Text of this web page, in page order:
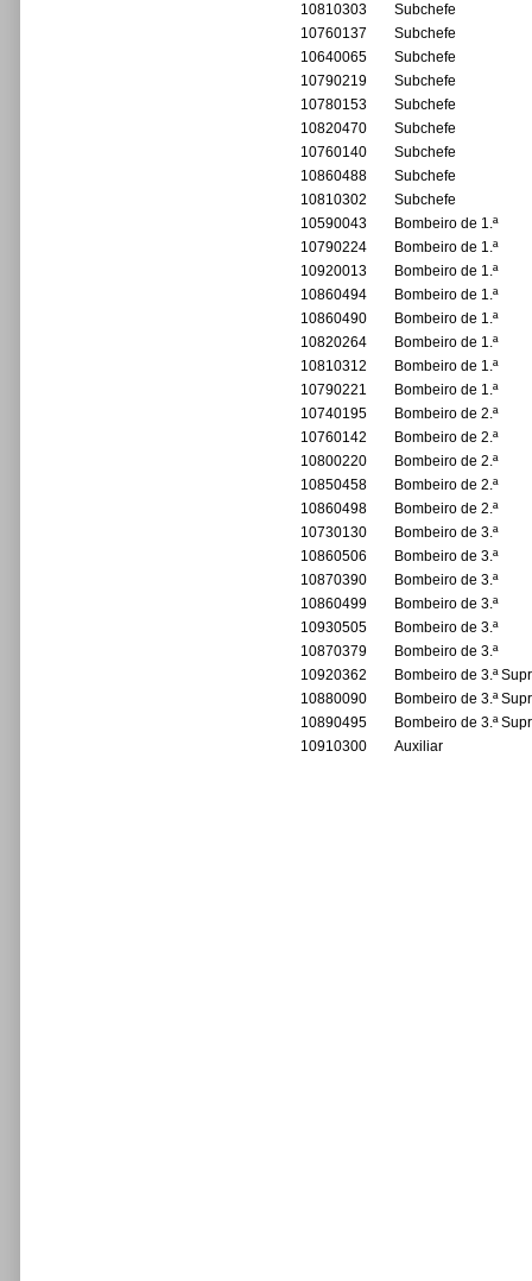
10810303
Subchefe
10760137
Subchefe
10640065
Subchefe
10790219
Subchefe
10780153
Subchefe
10820470
Subchefe
10760140
Subchefe
10860488
Subchefe
10810302
Subchefe
10590043
Bombeiro de 1.ª
10790224
Bombeiro de 1.ª
10920013
Bombeiro de 1.ª
10860494
Bombeiro de 1.ª
10860490
Bombeiro de 1.ª
10820264
Bombeiro de 1.ª
10810312
Bombeiro de 1.ª
10790221
Bombeiro de 1.ª
10740195
Bombeiro de 2.ª
10760142
Bombeiro de 2.ª
10800220
Bombeiro de 2.ª
10850458
Bombeiro de 2.ª
10860498
Bombeiro de 2.ª
10730130
Bombeiro de 3.ª
10860506
Bombeiro de 3.ª
10870390
Bombeiro de 3.ª
10860499
Bombeiro de 3.ª
10930505
Bombeiro de 3.ª
10870379
Bombeiro de 3.ª
10920362
Bombeiro de 3.ª
10880090
Bombeiro de 3.ª
10890495
Bombeiro de 3.ª
10910300
Auxiliar